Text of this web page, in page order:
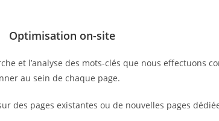
Optimisation on-site
et l’analyse des mots-clés que nous effectuons
au sein de chaque page.
des pages existantes ou de nouvelles pages